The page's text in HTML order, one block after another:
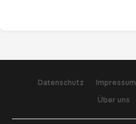
Datenschutz Impressum
Über uns